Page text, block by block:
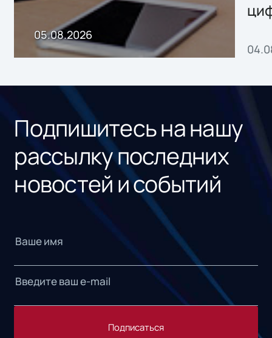
05.08.2026
Подпишитесь на нашу
рассылку последних
новостей и событий
Подписаться